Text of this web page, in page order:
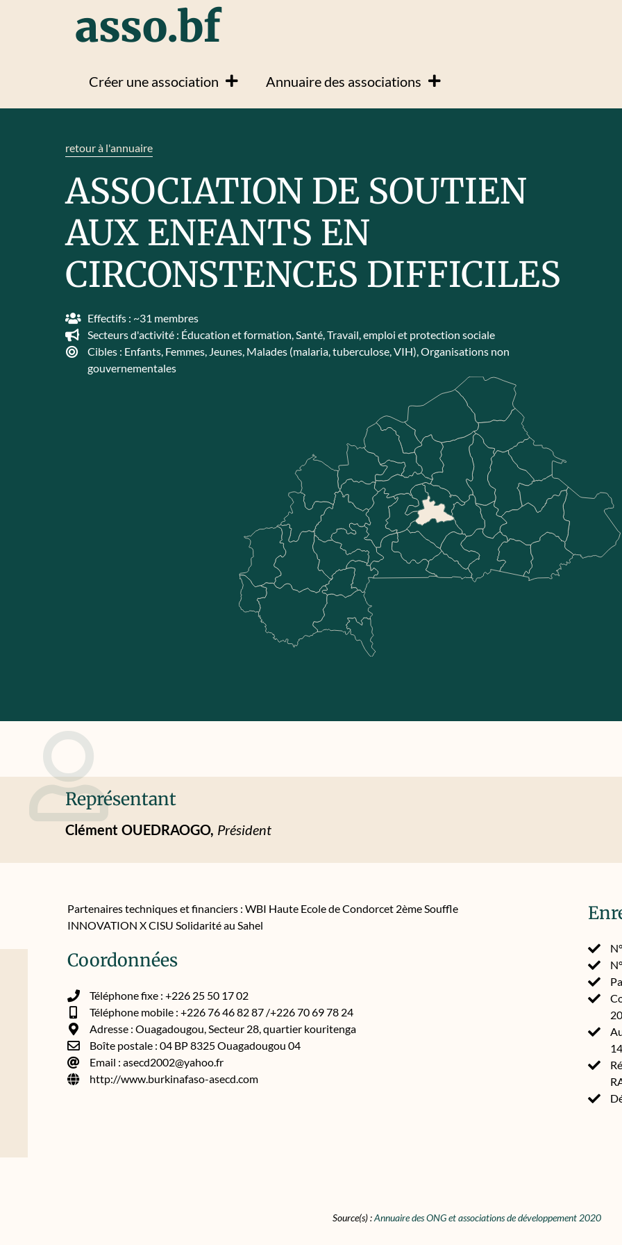
asso.bf
Créer une association Annuaire des associations
retour à l'annuaire
ASSOCIATION DE SOUTIEN
AUX ENFANTS EN
CIRCONSTENCES DIFFICILES
Effectifs : ~31 membres
Secteurs d'activité : Éducation et formation,Santé,Travail, emploi et protection sociale
Cibles : Enfants, Femmes, Jeunes, Malades (malaria, tuberculose, VIH),Organisations non
gouvernementales
Représentant
Clément OUEDRAOGO, Président
Partenaires techniques et financiers : WBI Haute Ecole de Condorcet 2ème Souffle
INNOVATION X CISU Solidarité au Sahel
Coordonnées
Téléphone fixe : +226 25 50 17 02
Téléphone mobile : +226 76 46 82 87 /+226 70 69 78 24
Adresse : Ouagadougou, Secteur 28, quartier kouritenga
Boîte postale : 04 BP 8325 Ouagadougou 04
Email : asecd2002@yahoo.fr
http://www.burkinafaso-asecd.com
Source(s) :Annuaire des ONG et associations de développement 2020